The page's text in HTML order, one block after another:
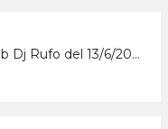
SONIDO REMEMBER amb Dj Rufo del 13/6/2026